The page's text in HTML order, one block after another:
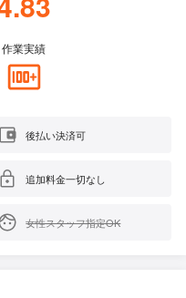
作業実績
後払い決済可
追加料金一切なし
女性スタッフ指定OK